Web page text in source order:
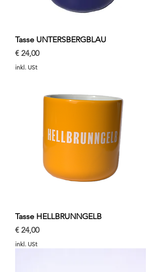
Tasse UNTERSBERGBLAU
Preis
€ 24,00
inkl. USt
Tasse HELLBRUNNGELB
Preis
€ 24,00
inkl. USt